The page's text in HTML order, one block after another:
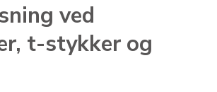
ved
t-stykker og